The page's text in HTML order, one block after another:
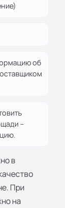
об
–
в
При
на